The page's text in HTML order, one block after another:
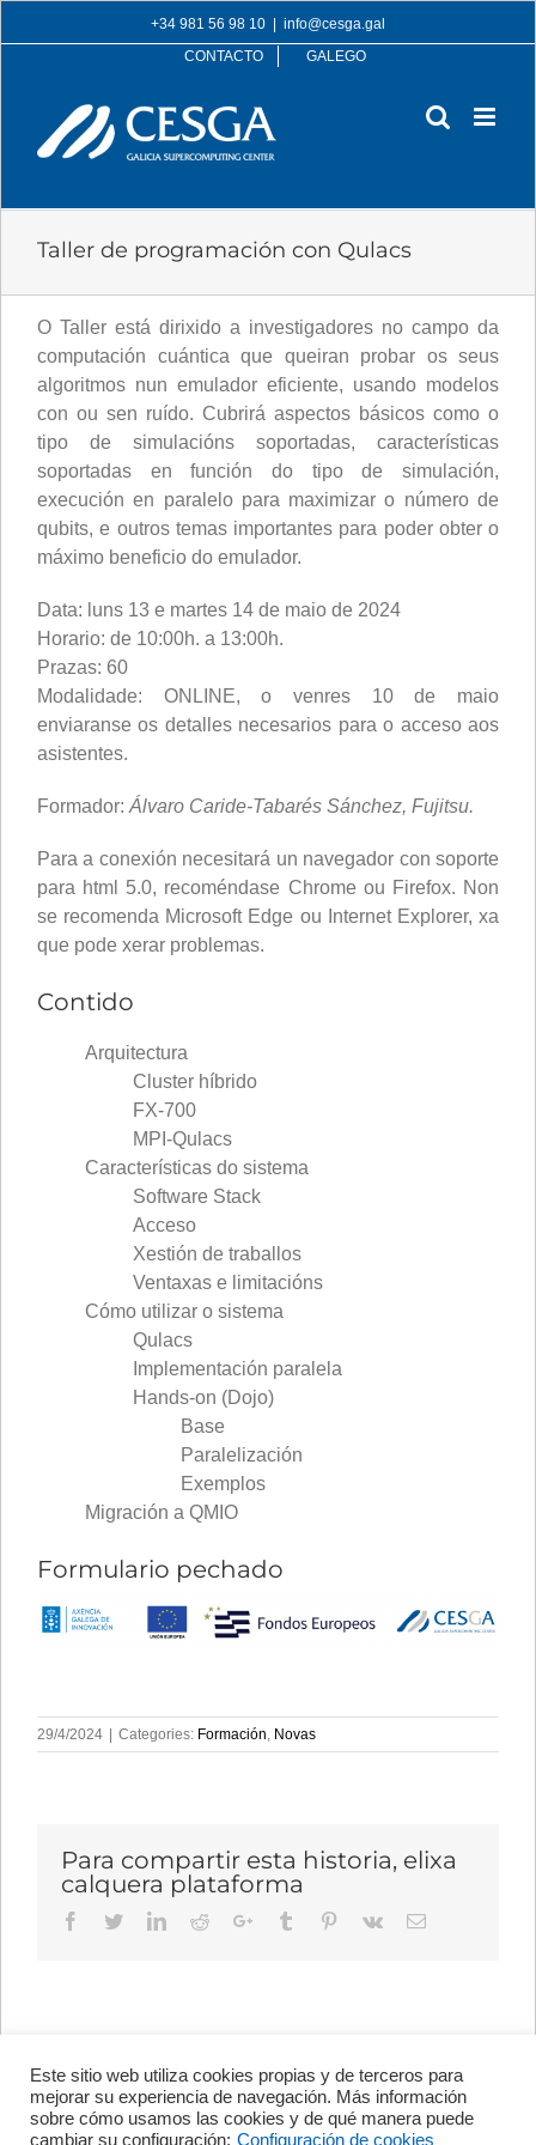
to
+34 981 56 98 10
info@cesga.gal
CONTACTO
GALEGO
Taller de programación con Qulacs
O Taller está dirixido a investigadores no campo da
computación cuántica que queiran probar os seus
algoritmos nun emulador eficiente, usando modelos
con ou sen ruído. Cubrirá aspectos básicos como o
tipo de simulacións soportadas, características
soportadas en función do tipo de simulación,
execución en paralelo para maximizar o número de
qubits, e outros temas importantes para poder obter o
máximo beneficio do emulador.
Data: luns 13 e martes 14 de maio de 2024
Horario: de 10:00h. a 13:00h.
Prazas: 60
Modalidade: ONLINE, o venres 10 de maio
enviaranse os detalles necesarios para o acceso aos
asistentes.
Formador: Álvaro Caride-Tabarés Sánchez, Fujitsu.
Para a conexión necesitará un navegador con soporte
para html 5.0, recoméndase Chrome ou Firefox. Non
se recomenda Microsoft Edge ou Internet Explorer, xa
que pode xerar problemas.
Contido
Arquitectura
Cluster híbrido
FX-700
MPI-Qulacs
Características do sistema
Software Stack
Acceso
Xestión de traballos
Ventaxas e limitacións
Cómo utilizar o sistema
Qulacs
Implementación paralela
Hands-on (Dojo)
Base
Paralelización
Exemplos
Migración a QMIO
Formulario pechado
29/4/2024 | Categories: Formación, Novas
Para compartir esta historia, elixa
calquera plataforma
Facebook
TwitterLinkedIn
RedditGoogle+Tumblr Pinterest
Vk Email
Avenida de Vigo, s/n 15705
Santiago de Compostela, A
Coruña, España
Este sitio web utiliza cookies propias y de terceros para
mejorar su experiencia de navegación. Más información
sobre cómo usamos las cookies y de qué manera puede
cambiar su configuración: Configuración de cookies